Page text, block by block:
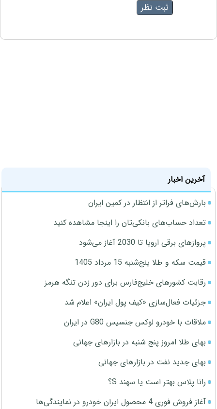
آخرین اخبار
بارش‌های فراتر از انتظار در کمین ایران
تعداد حساب‌های بانکی‌تان را اینجا مشاهده کنید
پروازهای برقی اروپا تا 2030 آغاز می‌شود
قیمت سکه و طلا پنج‌شنبه 15 مرداد 1405
رقابت کشورهای خلیج‌فارس برای دور زدن تنگه هرمز
جزئیات فعال‌سازی «کیف پول ایران» اعلام شد
ملاقات با خودرو لوکس جنسیس G80 در ایران
بهای طلا امروز پنج شنبه در بازارهای جهانی
بهای جدید نفت در بازارهای جهانی
رانا پلاس بهتر است یا سهند S؟
آغاز فروش فوری 4 محصول ایران خودرو در نمایندگی‌ها